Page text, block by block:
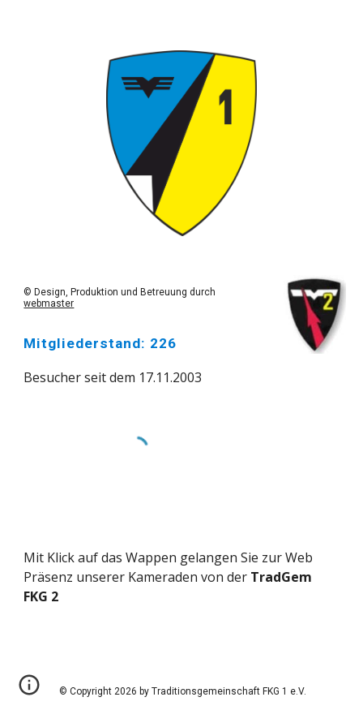
© Design, Produktion und Betreuung durch
webmaster
Mitgliederstand: 226
Besucher seit dem 17.11.2003
Mit Klick auf das Wappen gelangen Sie zur Web
Präsenz unserer Kameraden von der TradGem
FKG 2
© Copyright 2026 by Traditionsgemeinschaft FKG 1 e.V.